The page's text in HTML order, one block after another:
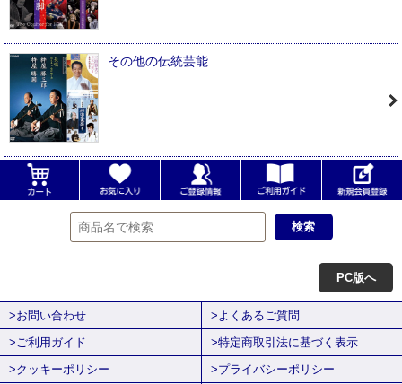
その他の伝統芸能
PC版へ
>お問い合わせ
>よくあるご質問
>ご利用ガイド
>特定商取引法に基づく表示
>クッキーポリシー
>プライバシーポリシー